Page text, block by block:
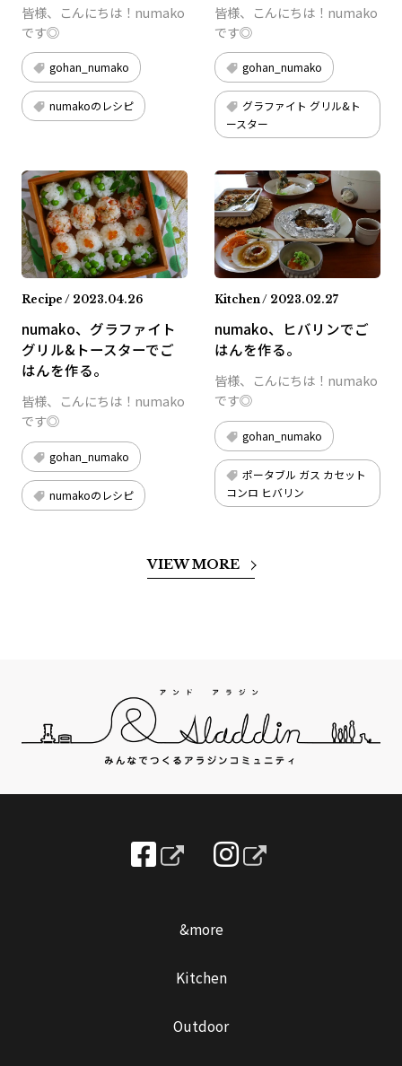
皆様、こんにちは！numako
です◎
gohan_numako
numakoのレシピ
皆様、こんにちは！numako
です◎
gohan_numako
グラファイト グリル&ト
ースター
Recipe / 2023.04.26
numako、グラファイト
グリル&トースターでご
はんを作る。
皆様、こんにちは！numako
です◎
gohan_numako
numakoのレシピ
Kitchen / 2023.02.27
numako、ヒバリンでご
はんを作る。
皆様、こんにちは！numako
です◎
gohan_numako
ポータブル ガス カセット
コンロ ヒバリン
VIEW MORE
&more
Kitchen
Outdoor